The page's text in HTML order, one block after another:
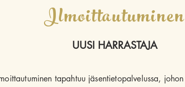
Ilmoittautuminen
UUSI HARRASTAJA
tapahtuu jäsentietopalvelussa, johon